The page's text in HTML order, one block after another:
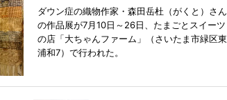
ダウン症の織物作家・森田岳杜（がくと）さん
の作品展が7月10日～26日、たまごとスイーツ
の店「大ちゃんファーム」（さいたま市緑区東
浦和7）で行われた。